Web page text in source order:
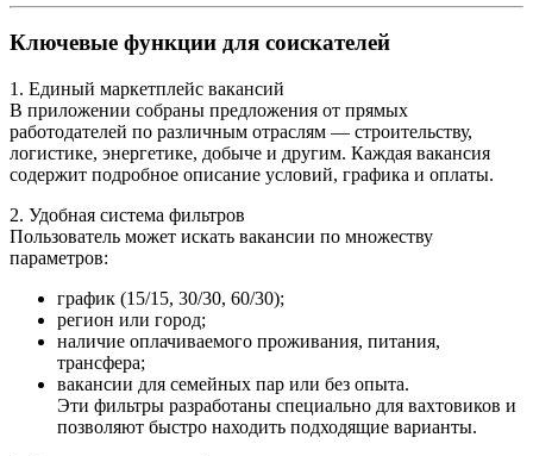
Ключевые функции для соискателей
1. Единый маркетплейс вакансий
В приложении собраны предложения от прямых
работодателей по различным отраслям — строительству,
логистике, энергетике, добыче и другим. Каждая вакансия
содержит подробное описание условий, графика и оплаты.
2. Удобная система фильтров
Пользователь может искать вакансии по множеству
параметров:
график (15/15, 30/30, 60/30);
регион или город;
наличие оплачиваемого проживания, питания,
трансфера;
вакансии для семейных пар или без опыта.
Эти фильтры разработаны специально для вахтовиков и
позволяют быстро находить подходящие варианты.